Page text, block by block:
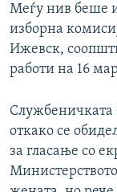
Меѓу нив беше
изборна
Ижевск,
работи на 16
Службеничката
откако се
за гласање со